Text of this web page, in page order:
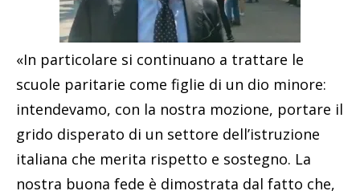
«In particolare si continuano a trattare le
scuole paritarie come figlie di un dio minore:
intendevamo, con la nostra mozione, portare il
grido disperato di un settore dell’istruzione
italiana che merita rispetto e sostegno. La
nostra buona fede è dimostrata dal fatto che,